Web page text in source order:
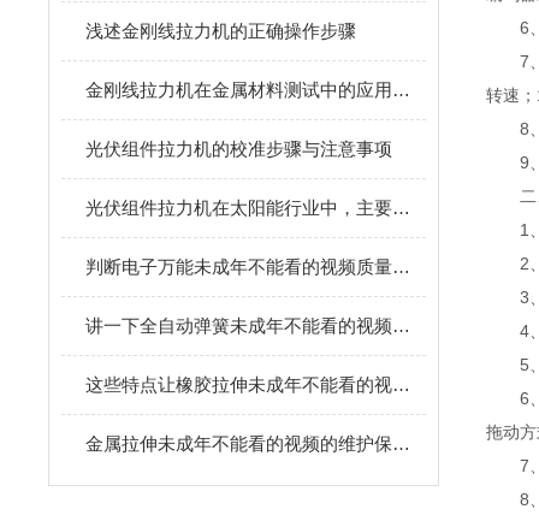
浅述金刚线拉力机的正确操作步骤
金刚线拉力机在金属材料测试中的应用及其优点
光伏组件拉力机的校准步骤与注意事项
光伏组件拉力机在太阳能行业中，主要用于以下方面
判断电子万能未成年不能看的视频质量的好坏，从四个方面就行
讲一下全自动弹簧未成年不能看的视频的操作详细步骤
这些特点让橡胶拉伸未成年不能看的视频备受用户青睐
金属拉伸未成年不能看的视频的维护保养工作有哪些建议？
6
7
转速
8
9
二
1、
3
4
5
6
拖动方
7